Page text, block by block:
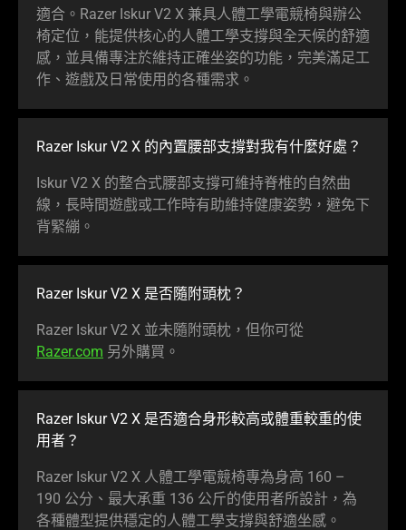
適合。Razer Iskur V2 X 兼具人體工學電競椅與辦公
椅定位，能提供核心的人體工學支撐與全天候的舒適
感，並具備專注於維持正確坐姿的功能，完美滿足工
作、遊戲及日常使用的各種需求 。
Razer Iskur V2 X 的內置腰部支撐對我有什麼好處 ？
Iskur V2 X 的整合式腰部支撐可維持脊椎的自然曲
線，長時間遊戲或工作時有助維持健康姿勢，避免下
背緊繃 。
Razer Iskur V2 X 是否隨附頭枕 ？
Razer Iskur V2 X 並未隨附頭枕，但你可從
Razer.com 另外購買 。
Razer Iskur V2 X 是否適合身形較高或體重較重的使
用者 ？
Razer Iskur V2 X 人體工學電競椅專為身高 160 –
190 公分、最大承重 136 公斤的使用者所設計，為
各種體型提供穩定的人體工學支撐與舒適坐感 。